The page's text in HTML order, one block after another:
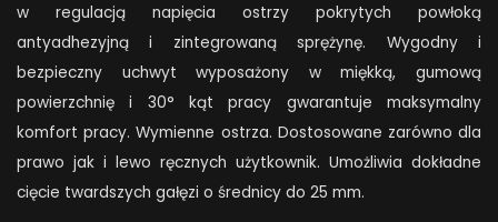
w regulacją napięcia ostrzy pokrytych powłoką
antyadhezyjną i zintegrowaną sprężynę. Wygodny i
bezpieczny uchwyt wyposażony w miękką, gumową
powierzchnię i 30° kąt pracy gwarantuje maksymalny
komfort pracy. Wymienne ostrza. Dostosowane zarówno dla
prawo jak i lewo ręcznych użytkownik. Umożliwia dokładne
cięcie twardszych gałęzi o średnicy do 25 mm.